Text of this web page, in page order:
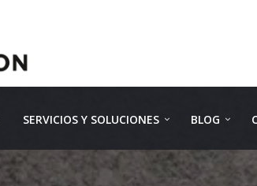
SERVICIOS Y SOLUCIONES BLOG